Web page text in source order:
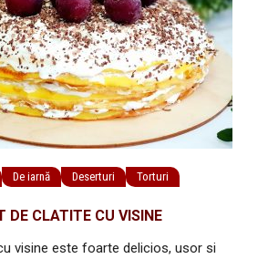
De iarnă Deserturi Torturi
DE CLATITE CU VISINE
visine este foarte delicios, usor si